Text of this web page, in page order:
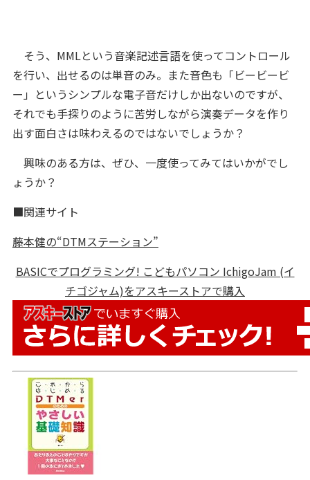
そう、MMLという音楽記述言語を使ってコントロール
を行い、出せるのは単音のみ。また音色も「ビービービ
ー」というシンプルな電子音だけしか出ないのですが、
それでも手探りのように苦労しながら演奏データを作り
出す面白さは味わえるのではないでしょうか？
興味のある方は、ぜひ、一度使ってみてはいかがでし
ょうか？
■関連サイト
藤本健の“DTMステーション”
BASICでプログラミング! こどもパソコン IchigoJam (イ
チゴジャム)をアスキーストアで購入